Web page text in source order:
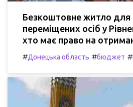
Безкоштовне житло для
переміщених осіб у
хто має право на
#Донецька область #бюджет #